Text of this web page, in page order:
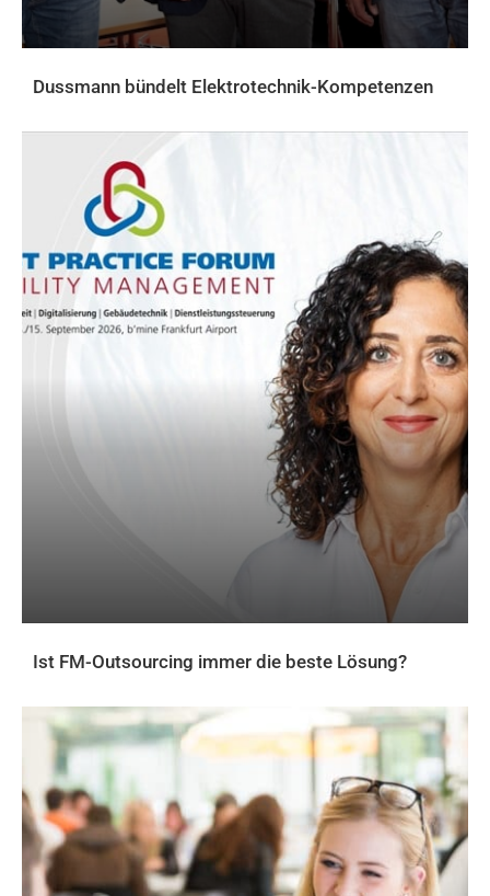
Dussmann bündelt Elektrotechnik-Kompetenzen
Ist FM-Outsourcing immer die beste Lösung?